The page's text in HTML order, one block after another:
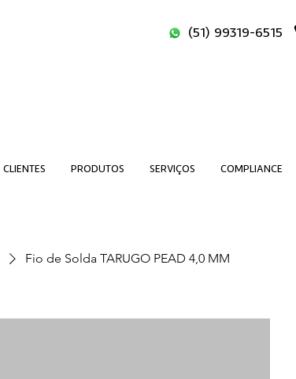
(51) 99319-6515
CLIENTES PRODUTOS SERVIÇOS COMPLIANCE
Fio de Solda TARUGO PEAD 4,0 MM